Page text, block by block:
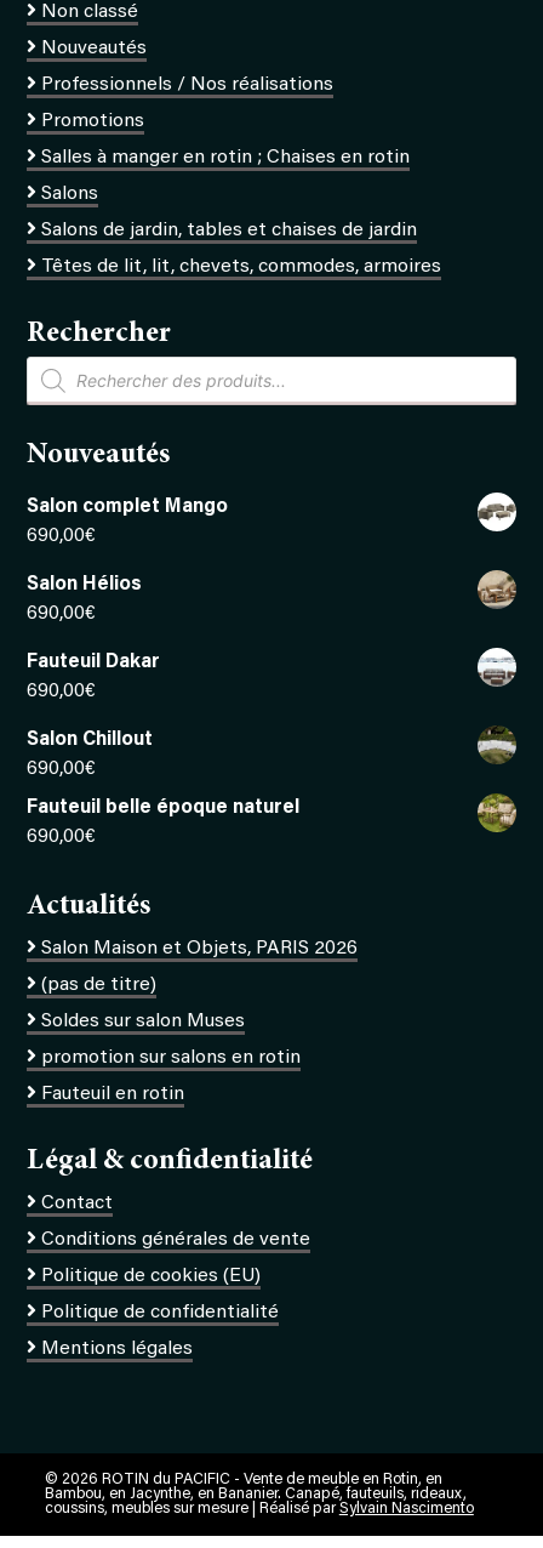
Non classé
Nouveautés
Professionnels / Nos réalisations
Promotions
Salles à manger en rotin ; Chaises en rotin
Salons
Salons de jardin, tables et chaises de jardin
Têtes de lit, lit, chevets, commodes, armoires
Rechercher
Recherche
de
produits
Nouveautés
Salon complet Mango
690,00€
Salon Hélios
690,00€
Fauteuil Dakar
690,00€
Salon Chillout
690,00€
Fauteuil belle époque naturel
690,00€
Actualités
Salon Maison et Objets, PARIS 2026
(pas de titre)
Soldes sur salon Muses
promotion sur salons en rotin
Fauteuil en rotin
Légal & confidentialité
Contact
Conditions générales de vente
Politique de cookies (EU)
Politique de confidentialité
Mentions légales
© 2026 ROTIN du PACIFIC - Vente de meuble en Rotin, en
Bambou, en Jacynthe, en Bananier. Canapé, fauteuils, rideaux,
coussins, meubles sur mesure | Réalisé parSylvain Nascimento